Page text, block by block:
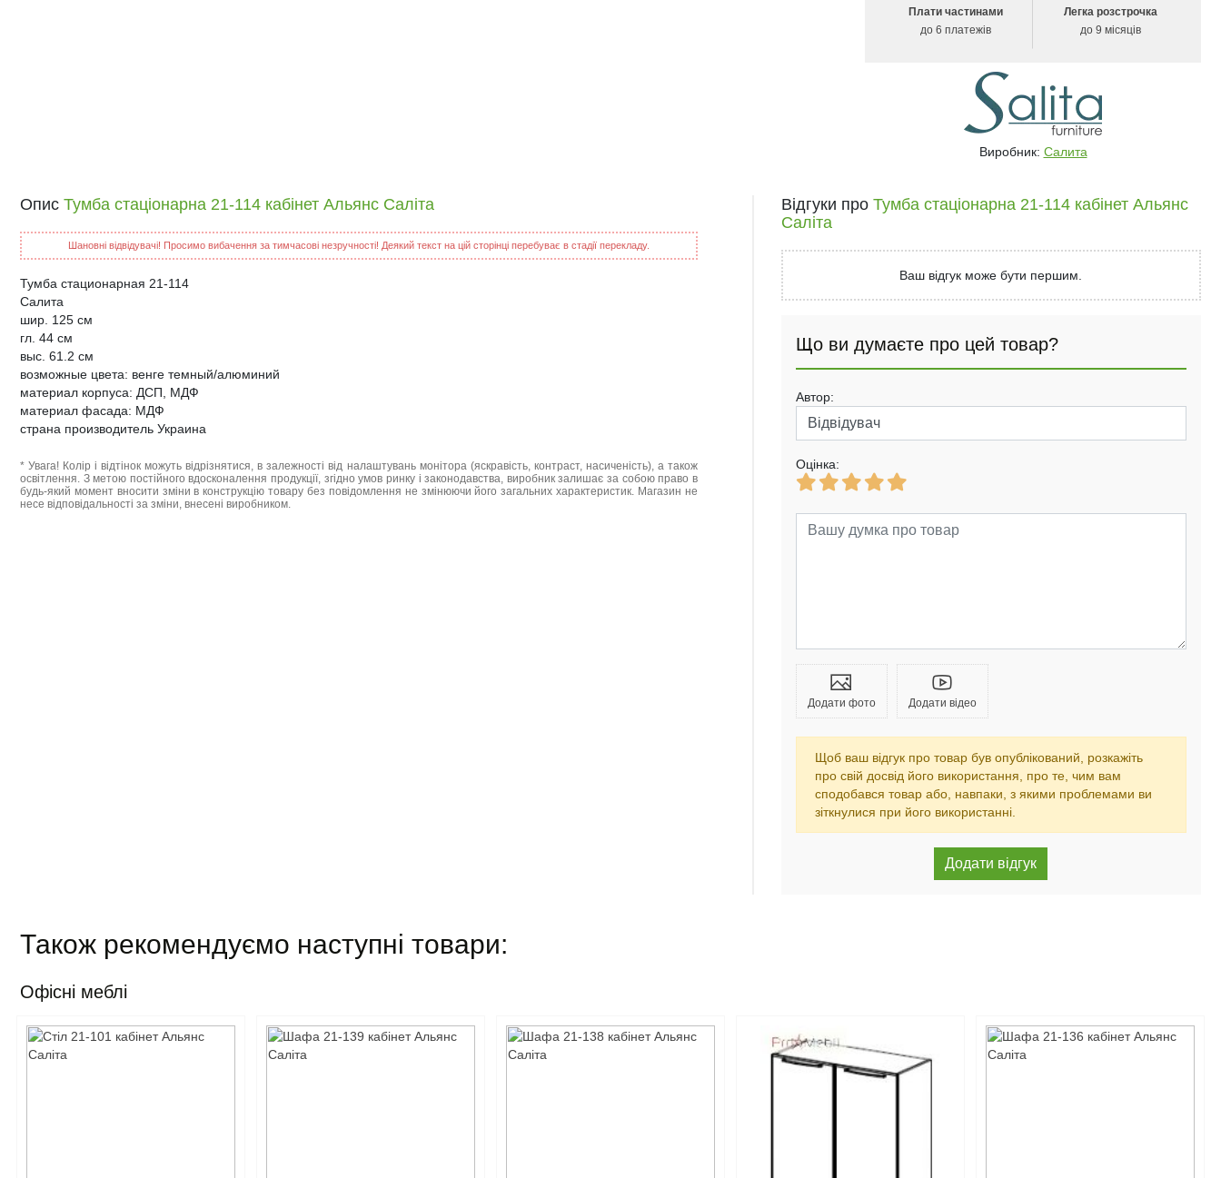
Плати частинами
до 6 платежів
Легка розстрочка
до 9 місяців
Виробник: Салита
Опис Тумба стаціонарна 21-114 кабінет Альянс Саліта
Шановні відвідувачі! Просимо вибачення за тимчасові незручності! Деякий текст на цій сторінці перебуває в стадії перекладу.
Тумба стационарная 21-114
Салита
шир. 125 см
гл. 44 см
выс. 61.2 см
возможные цвета: венге темный/алюминий
материал корпуса: ДСП, МДФ
материал фасада: МДФ
страна производитель Украина
* Увага! Колір і відтінок можуть відрізнятися, в залежності від налаштувань монітора (яскравість, контраст, насиченість), а також
освітлення. З метою постійного вдосконалення продукції, згідно умов ринку і законодавства, виробник залишає за собою право в
будь-який момент вносити зміни в конструкцію товару без повідомлення не змінюючи його загальних характеристик. Магазин не
несе відповідальності за зміни, внесені виробником.
Відгуки про Тумба стаціонарна 21-114 кабінет Альянс
Саліта
Ваш відгук може бути першим.
Що ви думаєте про цей товар?
Автор:
Оцінка:
Додати фото Додати відео
Щоб ваш відгук про товар був опублікований, розкажіть
про свій досвід його використання, про те, чим вам
сподобався товар або, навпаки, з якими проблемами ви
зіткнулися при його використанні.
Також рекомендуємо наступні товари:
Офісні меблі